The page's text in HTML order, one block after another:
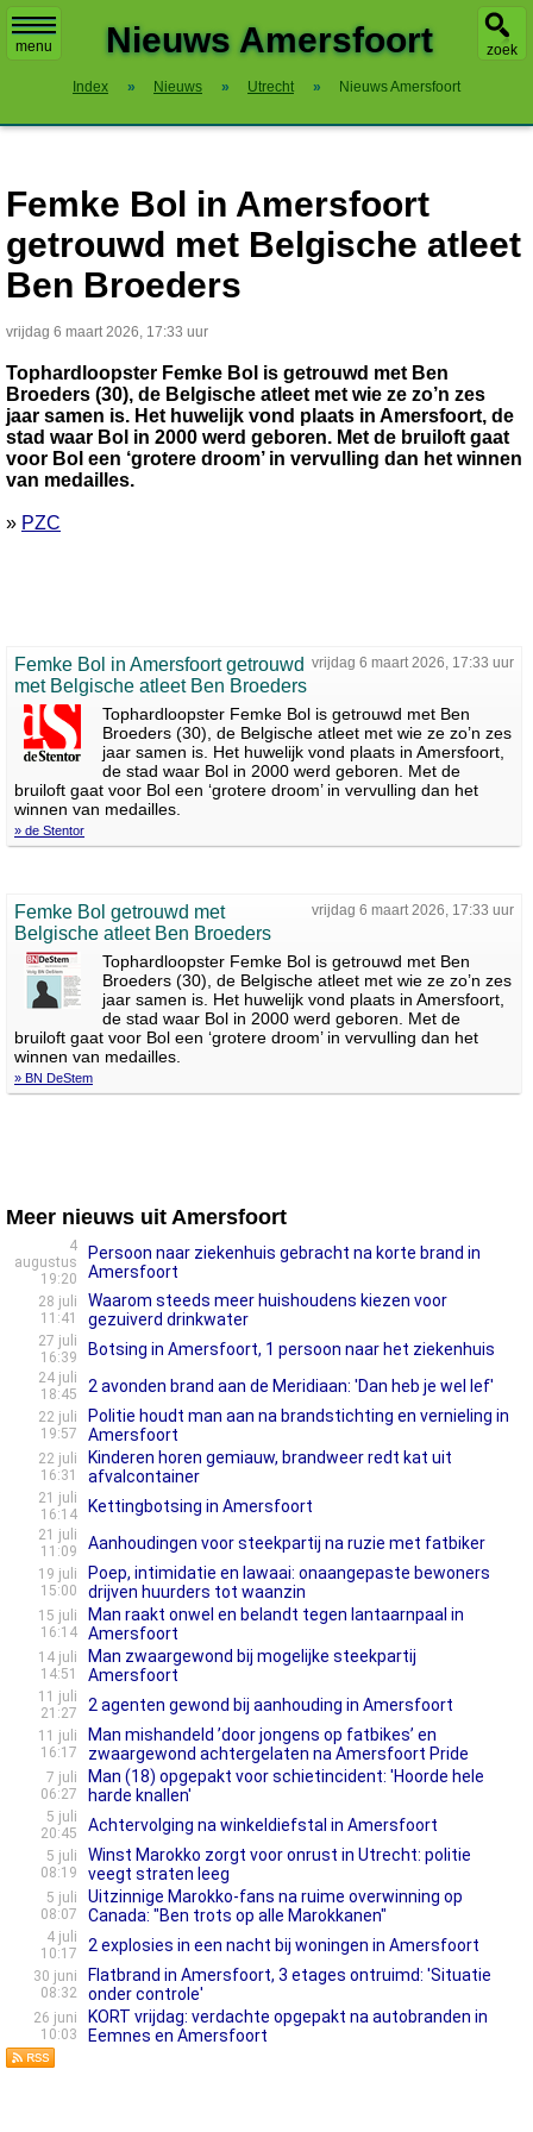
menu zoek
Nieuws Amersfoort
Index » Nieuws » Utrecht » Nieuws Amersfoort
Femke Bol in Amersfoort
getrouwd met Belgische atleet
Ben Broeders
vrijdag 6 maart 2026, 17:33 uur
Tophardloopster Femke Bol is getrouwd met Ben
Broeders (30), de Belgische atleet met wie ze zo’n zes
jaar samen is. Het huwelijk vond plaats in Amersfoort, de
stad waar Bol in 2000 werd geboren. Met de bruiloft gaat
voor Bol een ‘grotere droom’ in vervulling dan het winnen
van medailles.
» PZC
vrijdag 6 maart 2026, 17:33 uur
Femke Bol in Amersfoort getrouwd
met Belgische atleet Ben Broeders
Tophardloopster Femke Bol is getrouwd met Ben
Broeders (30), de Belgische atleet met wie ze zo’n zes
jaar samen is. Het huwelijk vond plaats in Amersfoort,
de stad waar Bol in 2000 werd geboren. Met de
bruiloft gaat voor Bol een ‘grotere droom’ in vervulling dan het
winnen van medailles.
» de Stentor
vrijdag 6 maart 2026, 17:33 uur
Femke Bol getrouwd met
Belgische atleet Ben Broeders
Tophardloopster Femke Bol is getrouwd met Ben
Broeders (30), de Belgische atleet met wie ze zo’n zes
jaar samen is. Het huwelijk vond plaats in Amersfoort,
de stad waar Bol in 2000 werd geboren. Met de
bruiloft gaat voor Bol een ‘grotere droom’ in vervulling dan het
winnen van medailles.
» BN DeStem
Meer nieuws uit Amersfoort
4
augustus
19:20
Persoon naar ziekenhuis gebracht na korte brand in
Amersfoort
28 juli
11:41
Waarom steeds meer huishoudens kiezen voor
gezuiverd drinkwater
27 juli
16:39
Botsing in Amersfoort, 1 persoon naar het ziekenhuis
24 juli
18:45
2 avonden brand aan de Meridiaan: 'Dan heb je wel lef'
22 juli
19:57
Politie houdt man aan na brandstichting en vernieling in
Amersfoort
22 juli
16:31
Kinderen horen gemiauw, brandweer redt kat uit
afvalcontainer
21 juli
16:14
Kettingbotsing in Amersfoort
21 juli
11:09
Aanhoudingen voor steekpartij na ruzie met fatbiker
19 juli
15:00
Poep, intimidatie en lawaai: onaangepaste bewoners
drijven huurders tot waanzin
15 juli
16:14
Man raakt onwel en belandt tegen lantaarnpaal in
Amersfoort
14 juli
14:51
Man zwaargewond bij mogelijke steekpartij
Amersfoort
11 juli
21:27
2 agenten gewond bij aanhouding in Amersfoort
11 juli
16:17
Man mishandeld ’door jongens op fatbikes’ en
zwaargewond achtergelaten na Amersfoort Pride
7 juli
06:27
Man (18) opgepakt voor schietincident: 'Hoorde hele
harde knallen'
5 juli
20:45
Achtervolging na winkeldiefstal in Amersfoort
5 juli
08:19
Winst Marokko zorgt voor onrust in Utrecht: politie
veegt straten leeg
5 juli
08:07
Uitzinnige Marokko-fans na ruime overwinning op
Canada: "Ben trots op alle Marokkanen"
4 juli
10:17
2 explosies in een nacht bij woningen in Amersfoort
30 juni
08:32
Flatbrand in Amersfoort, 3 etages ontruimd: 'Situatie
onder controle'
26 juni
10:03
KORT vrijdag: verdachte opgepakt na autobranden in
Eemnes en Amersfoort